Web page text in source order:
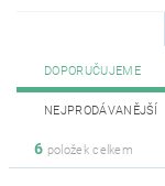
DOPORUČUJEME
NEJPRODÁVANĚJŠÍ
6 položek celkem